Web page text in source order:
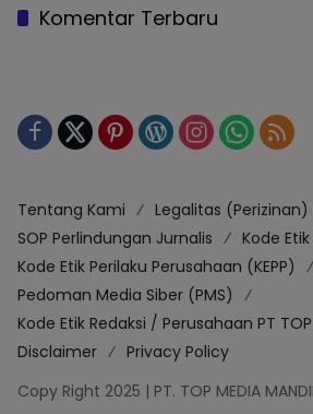
Komentar Terbaru
Tentang Kami Legalitas (Perizinan)
SOP Perlindungan Jurnalis
Kode
Kode Etik Perilaku Perusahaan (KEPP)
Pedoman Media Siber (PMS)
Kode Etik Redaksi / Perusahaan PT TOP
Disclaimer
Privacy Policy
Copy Right 2025 | PT. TOP MEDIA